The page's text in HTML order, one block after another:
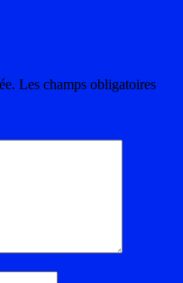
Les champs obligatoires